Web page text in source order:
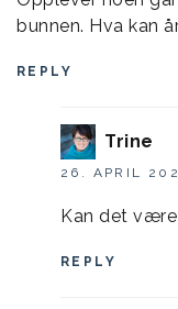
bunnen. Hva kan
REPLY
Trine
26. APRIL
Kan det
REPLY